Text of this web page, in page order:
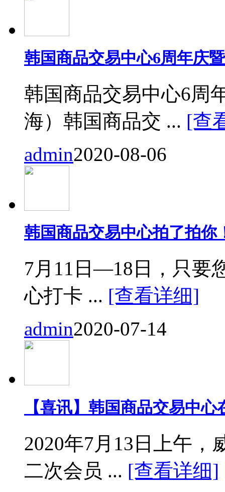
韩国商品交易中心6周年庆
韩国商品交易中心6周
海）韩国商品交 ... [查
admin2020-08-06
韩国商品交易中心拍了拍你
7月11日—18日，只要
心打卡 ... [查看详细]
admin2020-07-14
【喜讯】韩国商品交易中
2020年7月13日上午，
二次会员 ... [查看详细]